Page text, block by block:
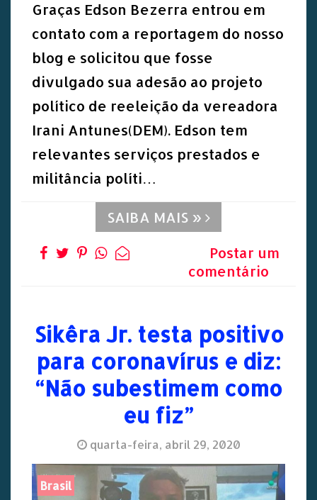
Graças Edson Bezerra entrou em
contato com a reportagem do nosso
blog e solicitou que fosse
divulgado sua adesão ao projeto
político de reeleição da vereadora
Irani Antunes(DEM). Edson tem
relevantes serviços prestados e
militância políti…
SAIBA MAIS »
Postar um
comentário
Sikêra Jr. testa positivo
para coronavírus e diz:
“Não subestimem como
eu fiz”
quarta-feira, abril 29, 2020
Brasil